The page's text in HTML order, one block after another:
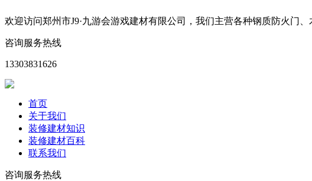
欢迎访问郑州市J9·九游会游戏建材有限公司，我们主营各种钢质防火门
咨询服务热线
13303831626
首页
关于我们
装修建材知识
装修建材百科
联系我们
咨询服务热线